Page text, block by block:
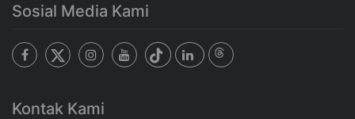
Sosial Media Kami
Kontak Kami